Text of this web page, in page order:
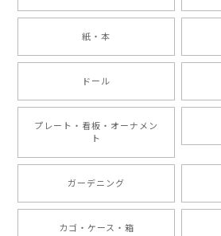
紙・本
ドール
プレート・看板・オーナメン
ト
ガーデニング
カゴ・ケース・箱